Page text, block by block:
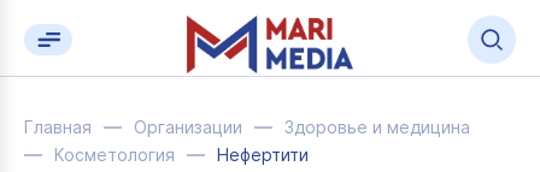
Главная Организации
Здоровье и медицина
Косметология
Нефертити